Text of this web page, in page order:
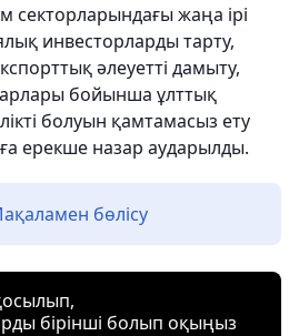
жаңа ірі
инвесторларды тарту,
әлеуетті дамыту,
бойынша ұлттық
болуын қамтамасыз ету
ерекше назар аударылды.
бөлісу
бірінші болып оқыңыз